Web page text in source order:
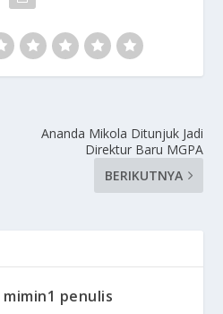
Ananda Mikola Ditunjuk Jadi
Direktur Baru MGPA
BERIKUTNYA
mimin1 penulis